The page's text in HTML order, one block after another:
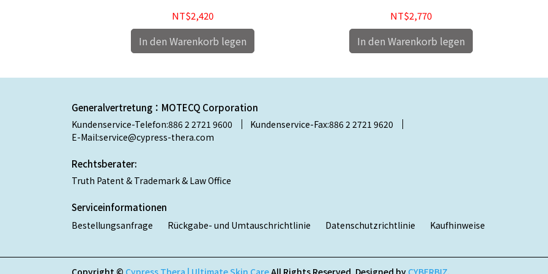
NT$2,420
In den Warenkorb legen
NT$2,770
In den Warenkorb legen
Generalvertretung：MOTECQ Corporation
Kundenservice-Telefon:886 2 2721 9600
Kundenservice-Fax:886 2 2721 9620
E-Mail:service@cypress-thera.com
Rechtsberater:
Truth Patent & Trademark & Law Office
Serviceinformationen
Bestellungsanfrage Rückgabe- und Umtauschrichtlinie Datenschutzrichtlinie Kaufhinweise
Copyright © Cypress Thera | Ultimate Skin Care All Rights Reserved. Designed by CYBERBIZ